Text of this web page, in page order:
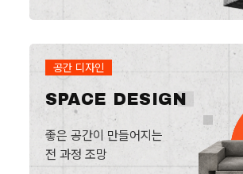
공간 디자인
SPACE DESIGN
좋은 공간이 만들어지는
전 과정 조망